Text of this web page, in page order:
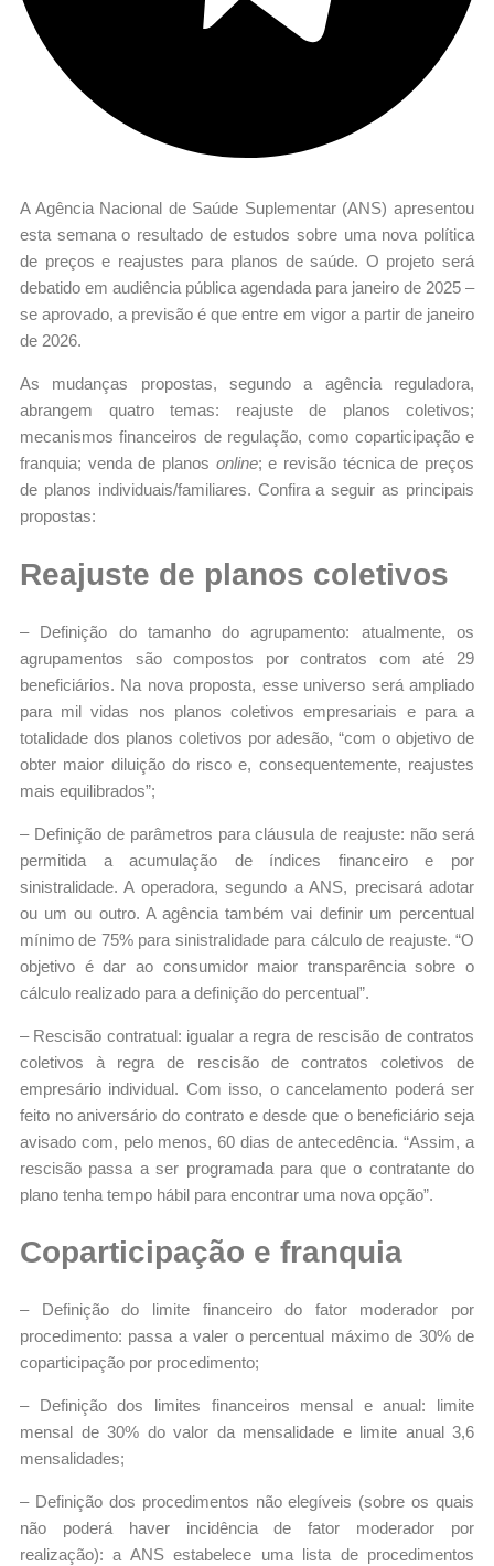
A Agência Nacional de Saúde Suplementar (ANS) apresentou
esta semana o resultado de estudos sobre uma nova política
de preços e reajustes para planos de saúde. O projeto será
debatido em audiência pública agendada para janeiro de 2025 –
se aprovado, a previsão é que entre em vigor a partir de janeiro
de 2026.
As mudanças propostas, segundo a agência reguladora,
abrangem quatro temas: reajuste de planos coletivos;
mecanismos financeiros de regulação, como coparticipação e
franquia; venda de planos online; e revisão técnica de preços
de planos individuais/familiares. Confira a seguir as principais
propostas:
Reajuste de planos coletivos
– Definição do tamanho do agrupamento: atualmente, os
agrupamentos são compostos por contratos com até 29
beneficiários. Na nova proposta, esse universo será ampliado
para mil vidas nos planos coletivos empresariais e para a
totalidade dos planos coletivos por adesão, “com o objetivo de
obter maior diluição do risco e, consequentemente, reajustes
mais equilibrados”;
– Definição de parâmetros para cláusula de reajuste: não será
permitida a acumulação de índices financeiro e por
sinistralidade. A operadora, segundo a ANS, precisará adotar
ou um ou outro. A agência também vai definir um percentual
mínimo de 75% para sinistralidade para cálculo de reajuste. “O
objetivo é dar ao consumidor maior transparência sobre o
cálculo realizado para a definição do percentual”.
– Rescisão contratual: igualar a regra de rescisão de contratos
coletivos à regra de rescisão de contratos coletivos de
empresário individual. Com isso, o cancelamento poderá ser
feito no aniversário do contrato e desde que o beneficiário seja
avisado com, pelo menos, 60 dias de antecedência. “Assim, a
rescisão passa a ser programada para que o contratante do
plano tenha tempo hábil para encontrar uma nova opção”.
Coparticipação e franquia
– Definição do limite financeiro do fator moderador por
procedimento: passa a valer o percentual máximo de 30% de
coparticipação por procedimento;
– Definição dos limites financeiros mensal e anual: limite
mensal de 30% do valor da mensalidade e limite anual 3,6
mensalidades;
– Definição dos procedimentos não elegíveis (sobre os quais
não poderá haver incidência de fator moderador por
realização): a ANS estabelece uma lista de procedimentos